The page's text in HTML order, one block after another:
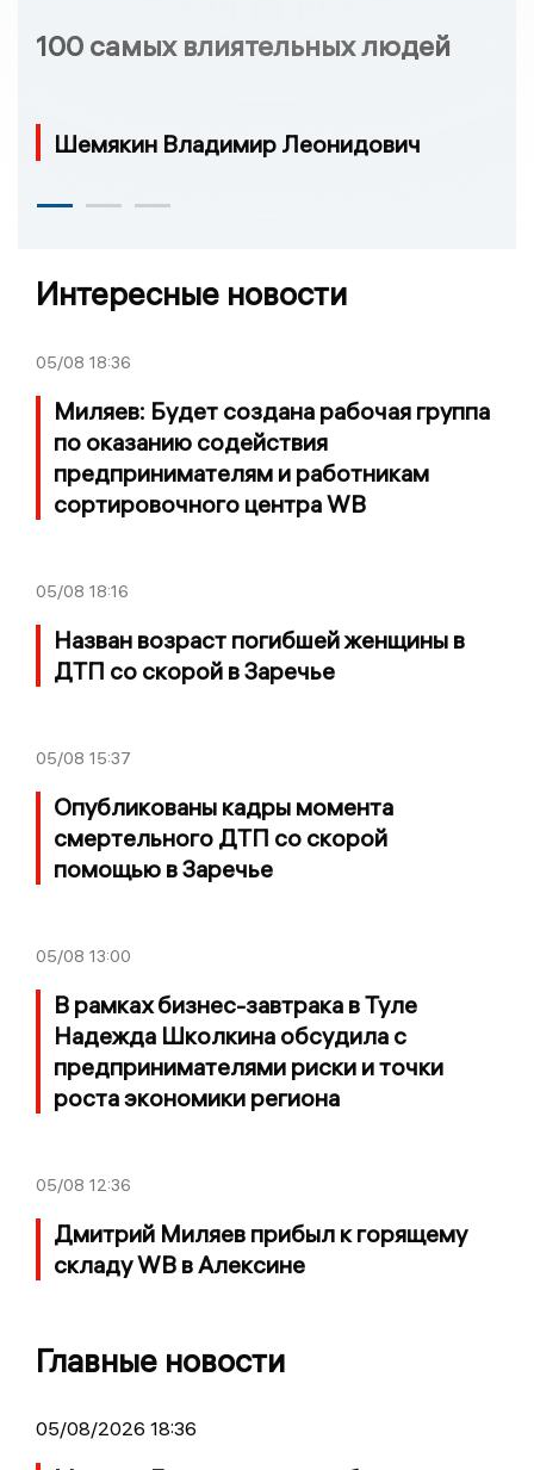
100 самых влиятельных людей
Шемякин Владимир Леонидович
Интересные новости
05/08 18:36
Миляев: Будет создана рабочая группа
по оказанию содействия
предпринимателям и работникам
сортировочного центра WB
05/08 18:16
Назван возраст погибшей женщины в
ДТП со скорой в Заречье
05/08 15:37
Опубликованы кадры момента
смертельного ДТП со скорой
помощью в Заречье
05/08 13:00
В рамках бизнес-завтрака в Туле
Надежда Школкина обсудила с
предпринимателями риски и точки
роста экономики региона
05/08 12:36
Дмитрий Миляев прибыл к горящему
складу WB в Алексине
Главные новости
05/08/2026 18:36